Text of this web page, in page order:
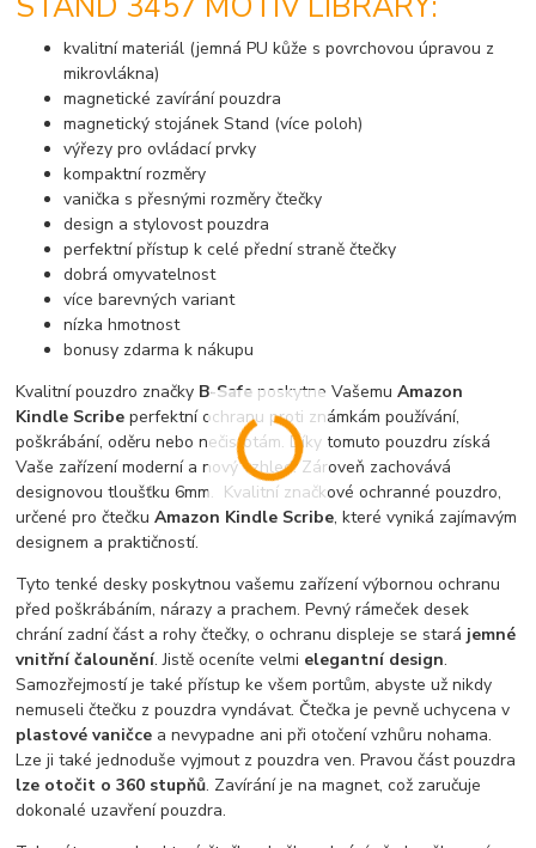
kvalitní materiál (jemná PU kůže s povrchovou úpravou z
mikrovlákna)
magnetické zavírání pouzdra
magnetický stojánek Stand (více poloh)
výřezy pro ovládací prvky
kompaktní rozměry
vanička s přesnými rozměry čtečky
design a stylovost pouzdra
perfektní přístup k celé přední straně čtečky
dobrá omyvatelnost
více barevných variant
nízka hmotnost
bonusy zdarma k nákupu
Kvalitní pouzdro značky B-Safe poskytne VašemuAmazon
Kindle Scribeperfektní ochranu proti známkám používání,
poškrábání, oděru nebo nečistotám. Díky tomuto pouzdru získá
Vaše zařízení moderní a nový vzhled. Zároveň zachovává
designovou tloušťku 6mm. Kvalitní značkové ochranné pouzdro,
určené pro čtečkuAmazon Kindle Scribe, které vyniká zajímavým
designem a praktičností.
Tyto tenké desky poskytnou vašemu zařízení výbornou ochranu
před poškrábáním, nárazy a prachem. Pevný rámeček desek
chrání zadní část a rohy čtečky, o ochranu displeje se stará jemné
vnitřní čalounění. Jistě oceníte velmi elegantní design.
Samozřejmostí je také přístup ke všem portům, abyste už nikdy
nemuseli čtečku z pouzdra vyndávat. Čtečka je pevně uchycena v
plastové vaničce a nevypadne ani při otočení vzhůru nohama.
Lze ji také jednoduše vyjmout z pouzdra ven. Pravou část pouzdra
lze otočit o 360 stupňů. Zavírání je na magnet, což zaručuje
dokonalé uzavření pouzdra.